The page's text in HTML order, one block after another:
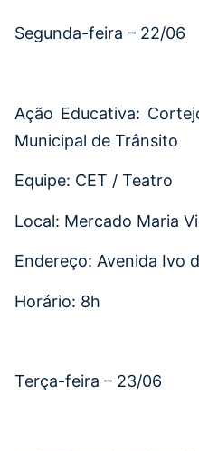
Segunda-feira – 22/06
Ação Educativa:
Municipal de Trânsito
Equipe: CET / Teatro
Local: Mercado Maria
Endereço: Avenida Ivo
Horário: 8h
Terça-feira – 23/06